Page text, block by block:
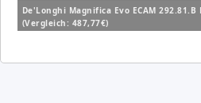
De'Longhi Magnifica Evo ECAM
(Vergleich: 487,77€)